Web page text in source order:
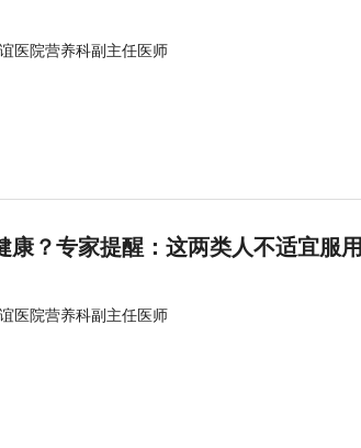
医院营养科副主任医师
康？专家提醒：这两类人不适宜服用
医院营养科副主任医师